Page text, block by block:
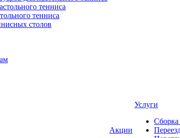
тенниса
тенниса
столов
Акции
Услуги
Сборка